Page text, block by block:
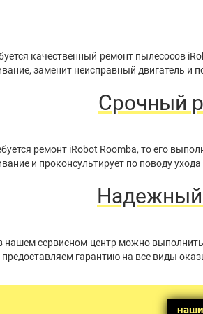
качественный ремонт пылесосов
заменит неисправный двигатель и
Срочный
ремонт iRobot Roomba, то его
и проконсультирует по поводу ухода
Надежный
нашем сервисном центр можно
гарантию на все виды